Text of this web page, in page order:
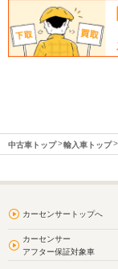
中古車トップ 輸入車トップ
カーセンサートップへ
カーセンサー
アフター保証対象車